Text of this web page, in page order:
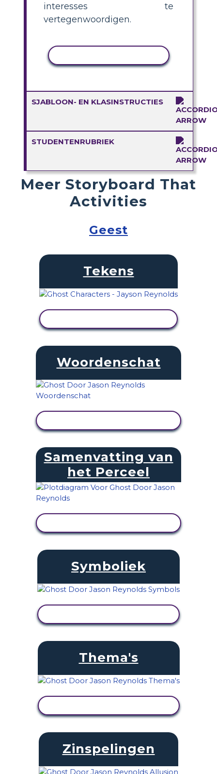
interesses te
vertegenwoordigen.
SJABLOON- EN KLASINSTRUCTIES
STUDENTENRUBRIEK
Meer Storyboard That
Activities
Geest
Tekens
Woordenschat
Samenvatting van
het Perceel
Symboliek
Thema's
Zinspelingen